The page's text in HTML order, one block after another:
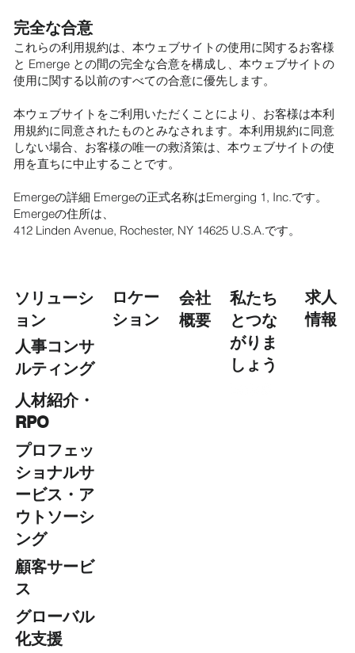
完全な合意
これらの利用規約は、本ウェブサイトの使用に関するお客様
と Emerge との間の完全な合意を構成し、本ウェブサイトの
使用に関する以前のすべての合意に優先します。
本ウェブサイトをご利用いただくことにより、お客様は本利
用規約に同意されたものとみなされます。本利用規約に同意
しない場合、お客様の唯一の救済策は、本ウェブサイトの使
用を直ちに中止することです。
Emergeの詳細 Emergeの正式名称はEmerging 1, Inc.です。
Emergeの住所は、
412 Linden Avenue, Rochester, NY 14625 U.S.A.です。
ソリューシ
ョン
人事コンサ
ルティング​
人材紹介・
RPO ​
プロフェッ
ショナルサ
ービス・ア
ウトソーシ
ング​
顧客サービ
ス
グローバル
化支援
ロケー
ション
会社
概要
求人
情報
私たち
とつな
がりま
しょう